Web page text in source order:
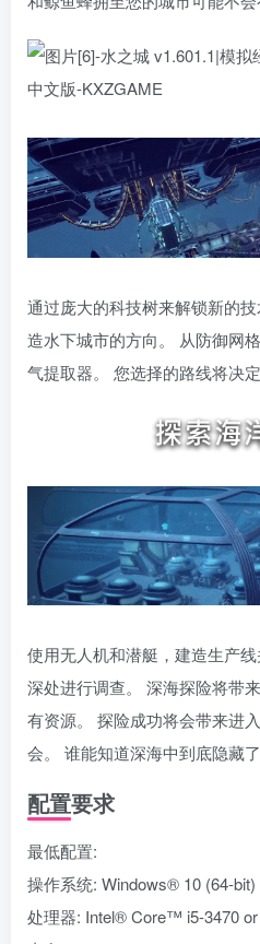
通过庞大的科技树来解锁新的
造水下城市的方向。 从防御网
气提取器。 您选择的路线将决
使用无人机和潜艇，建造生产
深处进行调查。 深海探险将带
有资源。 探险成功将会带来进
会。 谁能知道深海中到底隐藏
配置要求
最低配置:
操作系统: Windows® 10 (64-bit)
处理器: Intel® Core™ i5-3470